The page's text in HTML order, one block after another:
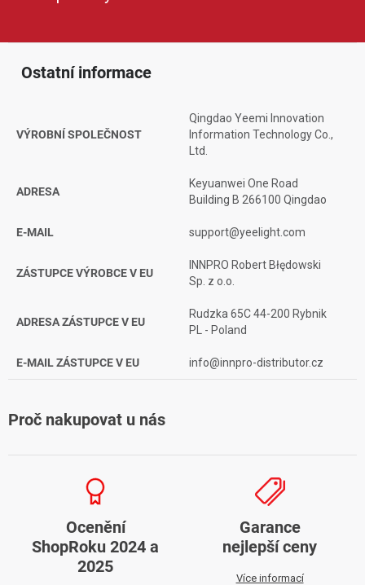
Ostatní informace
VÝROBNÍ SPOLEČNOST
Qingdao Yeemi Innovation
Information Technology Co.,
Ltd.
ADRESA
Keyuanwei One Road
Building B 266100 Qingdao
E-MAIL support@yeelight.com
ZÁSTUPCE VÝROBCE V EU
INNPRO Robert Błędowski
Sp. z o.o.
ADRESA ZÁSTUPCE V EU
Rudzka 65C 44-200 Rybnik
PL - Poland
E-MAIL ZÁSTUPCE V EU info@innpro-distributor.cz
Proč nakupovat u nás
Ocenění
ShopRoku 2024 a
2025
Garance
nejlepší ceny
Více informací